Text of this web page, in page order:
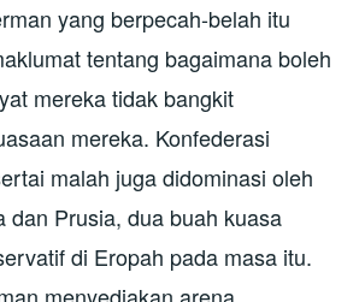
yang berpecah-belah itu
tentang bagaimana boleh
mereka tidak bangkit
mereka. Konfederasi
malah juga didominasi oleh
dan Prusia, dua buah kuasa
di Eropah pada masa itu.
menyediakan arena